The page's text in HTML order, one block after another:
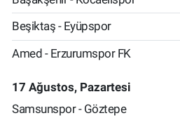
Beşiktaş - Eyüpspor
Amed - Erzurumspor FK
17 Ağustos, Pazartesi
Samsunspor - Göztepe